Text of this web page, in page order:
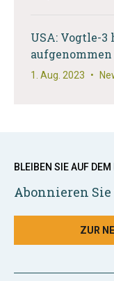
USA: Vogtle-
aufgenommen
1. Aug. 2023 •
BLEIBEN SIE AUF DEM
Abonnieren
ZUR